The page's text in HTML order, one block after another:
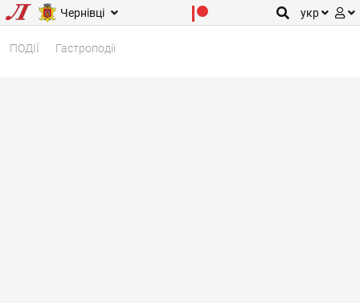
Чернівці укр
ПОДІЇ Гастроподії